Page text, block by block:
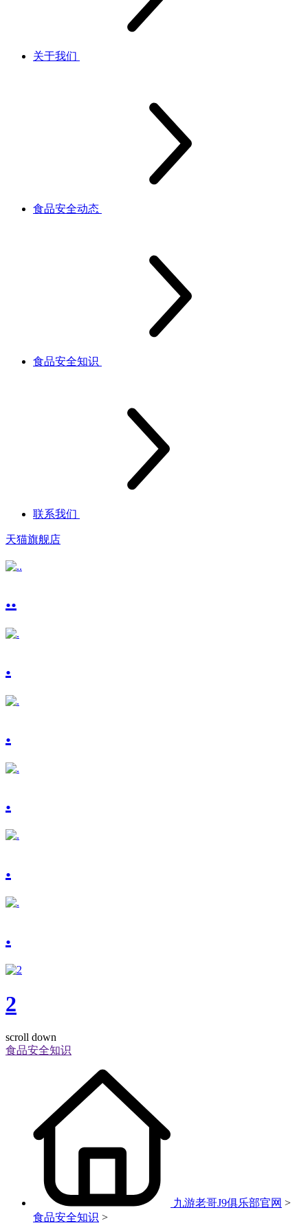
关于我们
食品安全动态
食品安全知识
联系我们
天猫旗舰店
..
.
.
.
.
.
2
scroll down
食品安全知识
九游老哥J9俱乐部官网 >
食品安全知识 >